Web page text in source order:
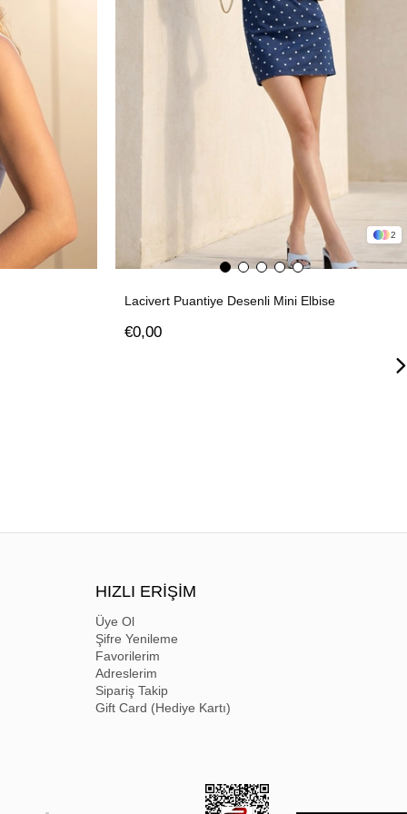
2
Lacivert Puantiye Desenli Mini Elbise
€0,00
HIZLI ERİŞİM
Üye Ol
Şifre Yenileme
Favorilerim
Adreslerim
Sipariş Takip
Gift Card (Hediye Kartı)